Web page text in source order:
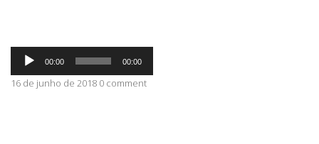
CONTATO
Tocador
áudio
00:00 00:00
16 de junho de 2018 0 comment